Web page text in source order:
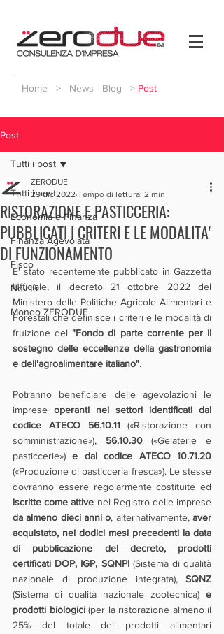
Home > News - Blog > Post
Post
Tutti i post
Economia e Finanza
Finanza Agevolata
Fisco
Novità
Mondo ZERODUE
Tutti i post
RISTORAZIONE E PASTICCERIA:
PUBBLICATI I CRITERI E LE MODALITA'
DI FUNZIONAMENTO
ZERODUE
29 dic 2022 Tempo di lettura: 2 min
E' stato recentemente pubblicato in Gazzetta
Ufficiale, il decreto 21 ottobre 2022 del
Ministero delle Politiche Agricole Alimentari e
Forestali che definisce i criteri e le modalità di
fruizione del "Fondo di parte corrente per il
sostegno delle eccellenze della gastronomia
e dell'agroalimentare italiano".
Potranno beneficiare delle agevolazioni le
imprese operanti nei settori identificati dal
codice ATECO 56.10.11 («Ristorazione con
somministrazione»), 56.10.30 («Gelaterie e
pasticcerie»)
(«Produzione di pasticceria fresca»). Le stesse
iscritte come attive
da almeno dieci anni o, alternativamente, aver
acquistato, nei dodici mesi precedenti la data
di pubblicazione del decreto, prodotti
certificati DOP, IGP, SQNPI (Sistema di qualità
nazionale di produzione integrata),
(Sistema di qualità nazionale zootecnica) e
prodotti biologici (per la ristorazione almeno il
25% del totale dei prodotti alimentari